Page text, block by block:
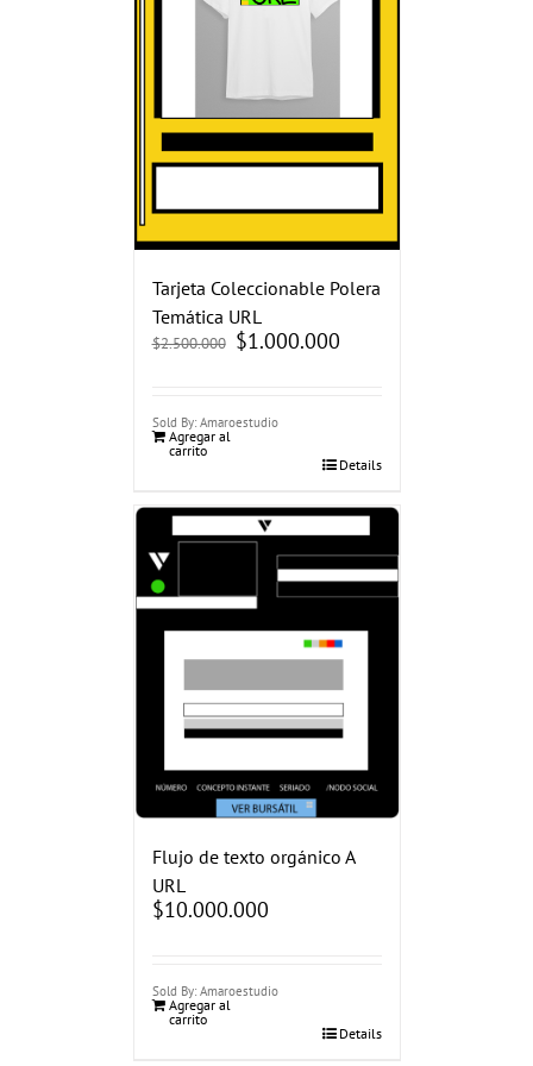
Tarjeta Coleccionable Polera
Temática URL
$2.500.000 El
precio
$1.000.000El
precio
Sold By: Amaroestudio
Agregar al
carrito
Details
Flujo de texto orgánico A
URL
$10.000.000
Sold By: Amaroestudio
Agregar al
carrito
Details